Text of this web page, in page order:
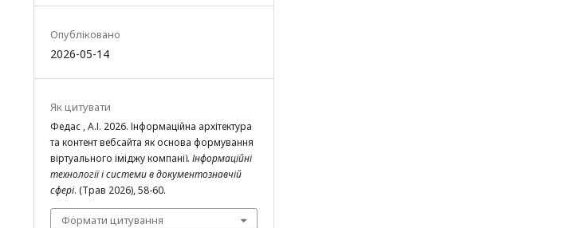
Опубліковано
2026-05-14
Як цитувати
Федас , А.І. 2026. Інформаційна архітектура
та контент вебсайта як основа формування
віртуального іміджу компанії. Інформаційні
технології і системи в документознавчій
сфері. (Трав 2026), 58-60.
Формати цитування